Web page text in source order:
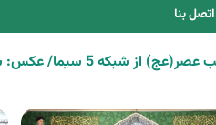
اتصل بنا
5 سیما/ عکس: شامحمدی